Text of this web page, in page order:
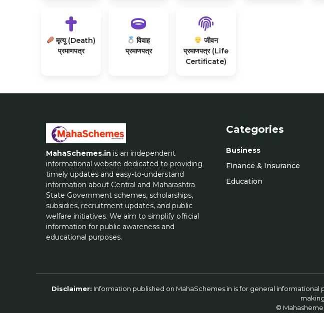
मृत्यू (Death)
प्रमाणपत्र
विवाह
प्रमाणपत्र
जीवन
प्रमाणपत्र (Life
Certificate)
MahaSchemes.in is an independent
informational website dedicated to providing
timely updates and easy-to-understand
information about Central and Maharashtra
State Government schemes, scholarships,
subsidies, recruitment updates, and public
welfare initiatives. We aim to simplify official
information for public awareness and
educational purposes.
Categories
Business
Finance & Insurance
Education
Disclaimer: Information published on MahaSchemes.in is for general
©